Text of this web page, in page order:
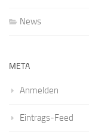
News
META
Anmelden
Eintrags-Feed